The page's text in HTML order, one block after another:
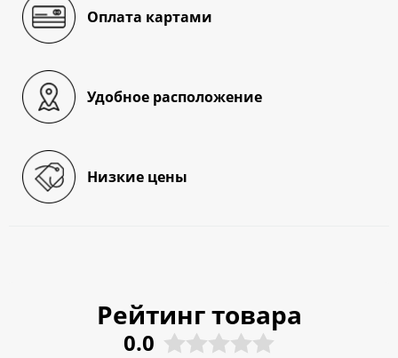
Оплата картами
Удобное расположение
Низкие цены
Рейтинг товара
0.0